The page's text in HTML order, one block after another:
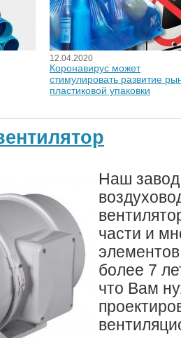
12.04.2020
Коронавирус может
стимулировать развитие
пластиковой упаковки
Наш завод
части и
более 7
что Вам